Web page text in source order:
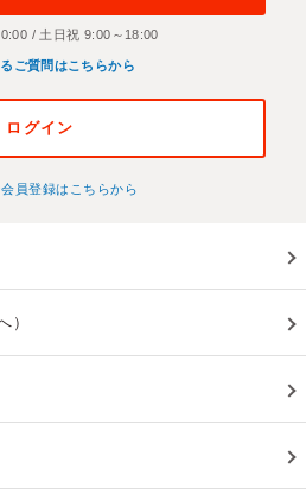
/ 土日祝 9:00～18:00
ご質問はこちらから
ログイン
員登録はこちらから
）